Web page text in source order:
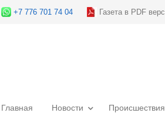
+7 776 701 74 04 Газета в PDF
Главная Новости Происшествия